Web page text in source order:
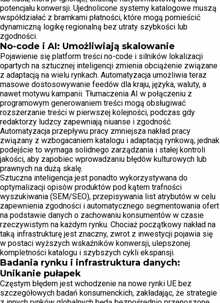
potencjału konwersji. Ujednolicone systemy katalogowe muszą
współdziałać z bramkami płatności, które mogą pomieścić
dynamiczną logikę regionalną bez utraty szybkości lub
zgodności.
No-code i AI: Umożliwiają skalowanie
Pojawienie się platform treści no-code i silników lokalizacji
opartych na sztucznej inteligencji zmienia obciążenie związane
z adaptacją na wielu rynkach. Automatyzacja umożliwia teraz
masowe dostosowywanie feedów dla kraju, języka, waluty, a
nawet motywu kampanii. Tłumaczenia AI w połączeniu z
programowym generowaniem treści mogą obsługiwać
rozszerzanie treści w pierwszej kolejności, podczas gdy
redaktorzy ludzcy zapewniają niuanse i zgodność.
Automatyzacja przepływu pracy zmniejsza nakład pracy
związany z wzbogacaniem katalogu i adaptacją rynkową; jednak
podejście to wymaga solidnego zarządzania i stałej kontroli
jakości, aby zapobiec wprowadzaniu błędów kulturowych lub
prawnych na dużą skalę.
Sztuczna inteligencja jest ponadto wykorzystywana do
optymalizacji opisów produktów pod kątem trafności
wyszukiwania (SEM/SEO), przepisywania list atrybutów w celu
zapewnienia zgodności i automatycznego segmentowania ofert
na podstawie danych o zachowaniu konsumentów w czasie
rzeczywistym na każdym rynku. Chociaż początkowy nakład na
taką infrastrukturę jest znaczny, zwrot z inwestycji pojawia się
w postaci wyższych wskaźników konwersji, ulepszonej
kompletności katalogu i szybszych cykli ekspansji.
Badania rynku i infrastruktura danych:
Unikanie pułapek
Częstym błędem jest wchodzenie na nowe rynki UE bez
szczegółowych badań konsumenckich, zakładając, że strategie